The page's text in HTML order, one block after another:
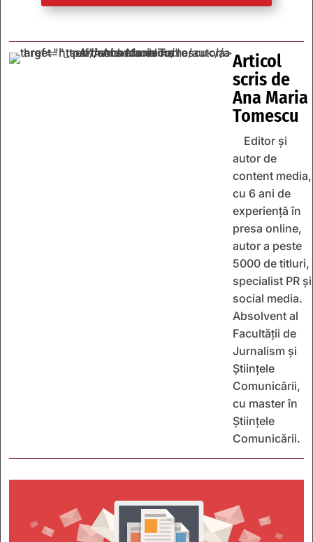
Articol
scris de
Ana Maria
Tomescu
Editor și
autor de
content media,
cu 6 ani de
experiență în
presa online,
autor a peste
5000 de titluri,
specialist PR și
social media.
Absolvent al
Facultății de
Jurnalism și
Științele
Comunicării,
cu master în
Științele
Comunicării.